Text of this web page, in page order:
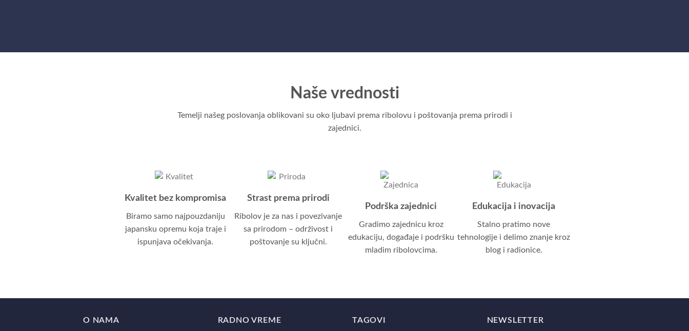
Naše vrednosti
Temelji našeg poslovanja oblikovani su oko ljubavi prema ribolovu i poštovanja prema prirodi i
zajednici.
Kvalitet bez kompromisa
Biramo samo najpouzdaniju
japansku opremu koja traje i
ispunjava očekivanja.
Strast prema prirodi
Ribolov je za nas i povezivanje
sa prirodom – održivost i
poštovanje su ključni.
Podrška zajednici
Gradimo zajednicu kroz
edukaciju, događaje i podršku
mladim ribolovcima.
Edukacija i inovacija
Stalno pratimo nove
tehnologije i delimo znanje kroz
blog i radionice.
O NAMA RADNO VREME TAGOVI NEWSLETTER